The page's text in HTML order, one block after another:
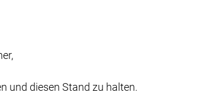
und diesen Stand zu halten.